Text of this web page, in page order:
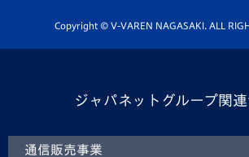
ホームタウン活動
Copyright © V-VAREN NAGASAKI. ALL
ジャパネットグループ関連
通信販売事業